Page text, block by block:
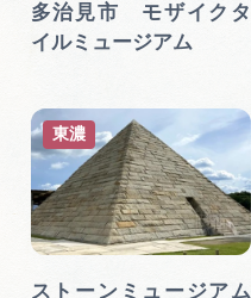
多治見市 モザイクタ
イルミュージアム
ストーンミュージアム
東濃